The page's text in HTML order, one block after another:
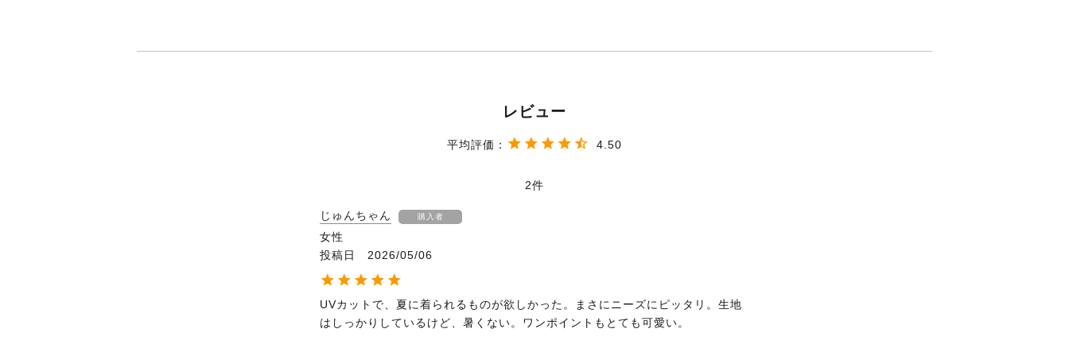
4.50
2
じゅんちゃん 購入者
女性
投稿日
2026/05/06
UVカットで、夏に着られるものが欲しかった。まさにニーズにピッタリ。生地
はしっかりしているけど、暑くない。ワンポイントもとても可愛い。